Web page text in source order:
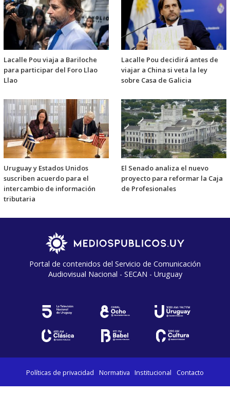
Lacalle Pou viaja a Bariloche
para participar del Foro Llao
Llao
Lacalle Pou decidirá antes de
viajar a China si veta la ley
sobre Casa de Galicia
Uruguay y Estados Unidos
suscriben acuerdo para el
intercambio de información
tributaria
El Senado analiza el nuevo
proyecto para reformar la Caja
de Profesionales
Portal de contenidos del Servicio de Comunicación
Audiovisual Nacional - SECAN - Uruguay
Políticas de privacidad Normativa Institucional Contacto